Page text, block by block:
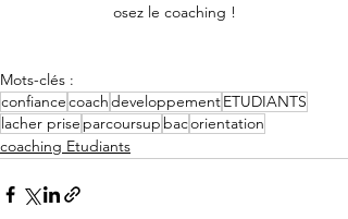
osez le coaching !
Mots-clés :
confiancecoachdeveloppementETUDIANTS
lacher prise parcoursup bacorientation
coaching Etudiants